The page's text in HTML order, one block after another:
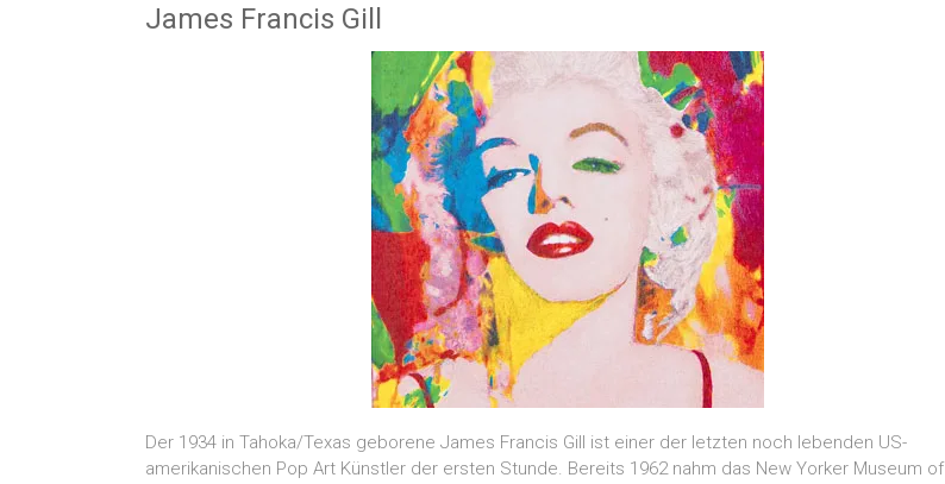
James Francis Gill
Der 1934 in Tahoka/Texas geborene James Francis Gill ist einer der letzten noch lebenden US-
amerikanischen Pop Art Künstler der ersten Stunde. Bereits 1962 nahm das New Yorker Museum of